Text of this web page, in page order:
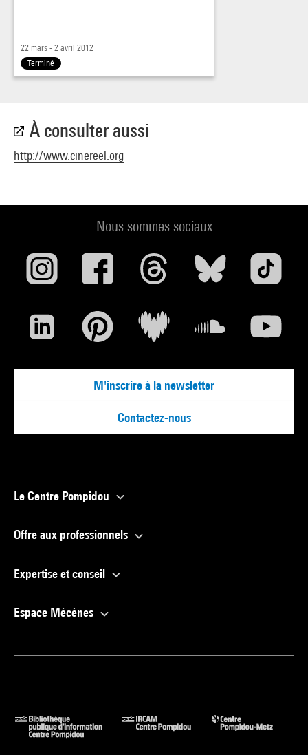
22 mars - 2 avril 2012
Terminé
À consulter aussi
http://www.cinereel.org
Nous sommes sociaux
M'inscrire à la newsletter
Contactez-nous
Le Centre Pompidou
Offre aux professionnels
Expertise et conseil
Espace Mécènes